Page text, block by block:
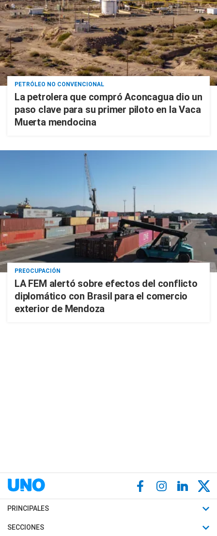
PETRÓLEO NO CONVENCIONAL
La petrolera que compró Aconcagua dio un
paso clave para su primer piloto en la Vaca
Muerta mendocina
PREOCUPACIÓN
LA FEM alertó sobre efectos del conflicto
diplomático con Brasil para el comercio
exterior de Mendoza
PRINCIPALES
Últimas Noticias
SECCIONES